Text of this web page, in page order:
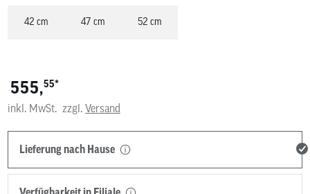
42 cm 47 cm 52 cm
555,55*
inkl. MwSt. zzgl. Versand
Lieferung nach Hause